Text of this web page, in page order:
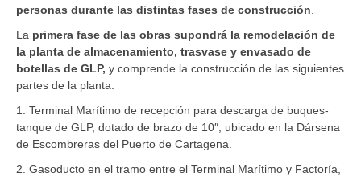
personas durante las distintas fases de construcción
La primera fase de las obras supondrá la remodelación de
la planta de almacenamiento, trasvase y envasado de
botellas de GLP, y comprende la construcción de las siguientes
partes de la planta:
1. Terminal Marítimo de recepción para descarga de buques-
tanque de GLP, dotado de brazo de 10″, ubicado en la Dársena
de Escombreras del Puerto de Cartagena.
2. Gasoducto en el tramo entre el Terminal Marítimo y Factoría,